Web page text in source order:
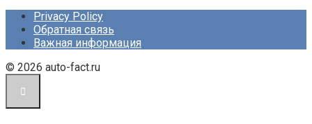
Privacy Policy
Обратная связь
Важная информация
© 2026 auto-fact.ru